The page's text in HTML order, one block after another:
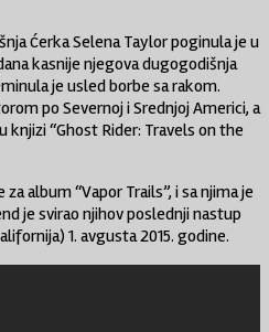
ćerka Selena Taylor poginula je u
kasnije njegova dugogodišnja
je usled borbe sa rakom.
po Severnoj i Srednjoj Americi, a
“Ghost Rider: Travels on the
album “Vapor Trails”, i sa njima je
je svirao njihov poslednji nastup
1. avgusta 2015. godine.